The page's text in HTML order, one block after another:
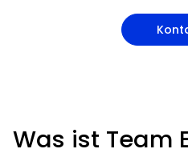
Was ist Team